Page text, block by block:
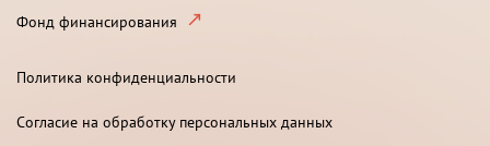
Фонд финансирования
Политика конфиденциальности
Согласие на обработку персональных данных